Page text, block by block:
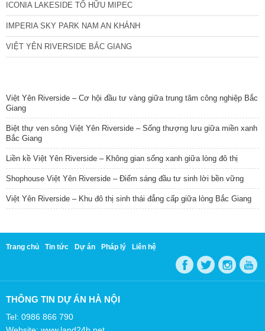
ICONIA LAKESIDE TỐ HỮU MIPEC
IMPERIA SKY PARK NAM AN KHÁNH
VIỆT YÊN RIVERSIDE BẮC GIANG
Việt Yên Riverside – Cơ hội đầu tư vàng giữa trung tâm công nghiệp Bắc
Giang
Biệt thự ven sông Việt Yên Riverside – Sống thượng lưu giữa miền xanh
Bắc Giang
Liền kề Việt Yên Riverside – Không gian sống xanh giữa lòng đô thị
Shophouse Việt Yên Riverside – Điểm sáng đầu tư sinh lời bền vững
Việt Yên Riverside – Khu đô thị sinh thái đẳng cấp giữa lòng Bắc Giang
Trang chủ Tin tức Dự án Pháp lý Liên hệ
THÔNG TIN DỰ ÁN HÀ NỘI
Tel: 0986 866 790